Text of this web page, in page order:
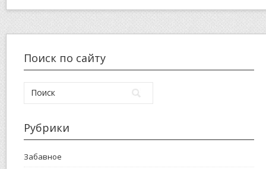
Поиск по сайту
Рубрики
Забавное